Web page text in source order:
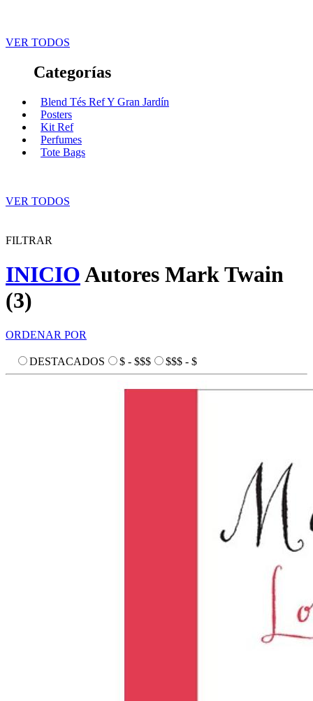
VER TODOS
Categorías
Blend Tés Ref Y Gran Jardín
Posters
Kit Ref
Perfumes
Tote Bags
VER TODOS
FILTRAR
INICIOAutores Mark Twain
(3)
ORDENAR POR
DESTACADOS $ - $$$ $$$ - $